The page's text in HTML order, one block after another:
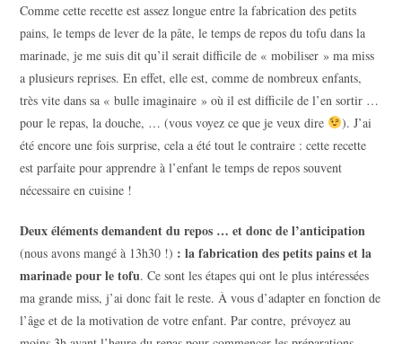
Comme cette recette est assez longue entre la fabrication des petits
pains, le temps de lever de la pâte, le temps de repos du tofu dans la
marinade, je me suis dit qu’il serait difficile de « mobiliser » ma miss
a plusieurs reprises. En effet, elle est, comme de nombreux enfants,
très vite dans sa « bulle imaginaire » où il est difficile de l’en sortir …
pour le repas, la douche, … (vous voyez ce que je veux dire
). J’ai
été encore une fois surprise, cela a été tout le contraire : cette recette
est parfaite pour apprendre à l’enfant le temps de repos souvent
nécessaire en cuisine !
Deux éléments demandent du repos … et donc de l’anticipation
(nous avons mangé à 13h30 !) : la fabrication des petits pains et la
marinade pour le tofu. Ce sont les étapes qui ont le plus intéressées
ma grande miss, j’ai donc fait le reste. À vous d’adapter en fonction de
l’âge et de la motivation de votre enfant. Par contre, prévoyez au